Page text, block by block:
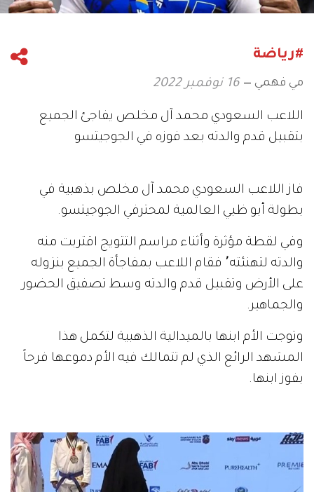
#رياضة
مي فهمي 16 نوفمبر 2022
اللاعب السعودي محمد آل مخلص يفاجئ الجميع
بتقبيل قدم والدته بعد فوزه في الجوجيتسو
فاز اللاعب السعودي محمد آل مخلص بذهبية في
بطولة أبو ظبي العالمية لمحترفي الجوجيتسو.
وفي لقطة مؤثرة وأثناء مراسم التتويج اقتربت منه
والدته لتهنئته٬ فقام اللاعب بمفاجأة الجميع بنزوله
على الأرض وتقبيل قدم والدته وسط تصفيق الحضور
والجماهير.
وتوجت الأم ابنها بالميدالية الذهبية لتكمل هذا
المشهد الرائع الذي لم تتمالك فيه الأم دموعها فرحاً
بفوز ابنها.